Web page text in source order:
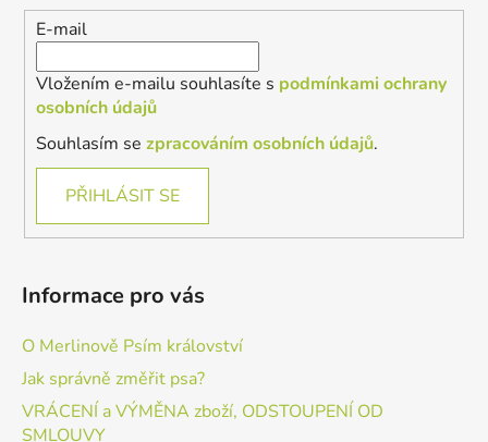
E-mail
Vložením e-mailu souhlasíte s podmínkami ochrany
osobních údajů
Souhlasím se zpracováním osobních údajů.
PŘIHLÁSIT SE
Informace pro vás
O Merlinově Psím království
Jak správně změřit psa?
VRÁCENÍ a VÝMĚNA zboží, ODSTOUPENÍ OD
SMLOUVY